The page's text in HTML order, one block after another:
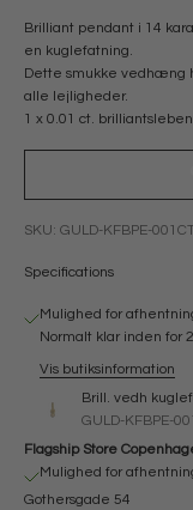
Brilliant pendant i 14
en kuglefatning.
Dette smukke vedhæng
alle lejligheder.
1 x 0.01 ct.
SKU: GULD-KFBPE-
Specifications
Mulighed for
Normalt klar inden for
Vis butiksinformation
Brill. vedh
GULD-KFBPE-
Flagship Store
Mulighed for
Gothersgade 54